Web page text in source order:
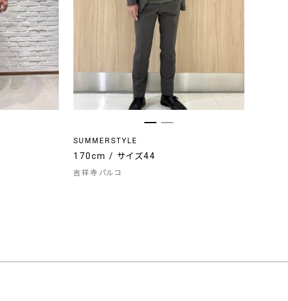
SUMMERSTYLE
170cm / サイズ44
吉祥寺パルコ